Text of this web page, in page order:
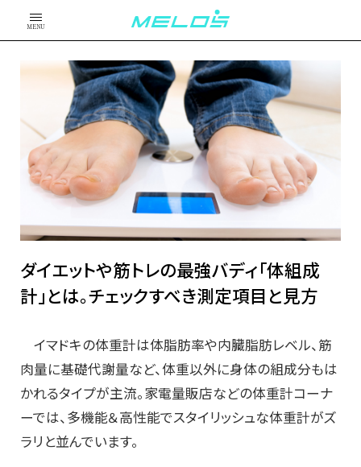
MENU
ダイエットや筋トレの最強バディ「体組成
計」とは。チェックすべき測定項目と見方
イマドキの体重計は体脂肪率や内臓脂肪レベル、筋
肉量に基礎代謝量など、体重以外に身体の組成分もは
かれるタイプが主流。家電量販店などの体重計コーナ
ーでは、多機能＆高性能でスタイリッシュな体重計がズ
ラリと並んでいます。